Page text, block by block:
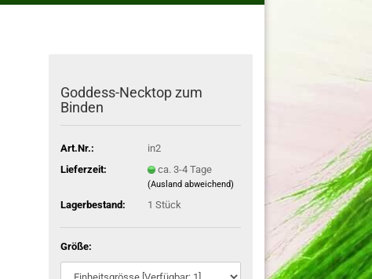
Goddess-Necktop zum
Binden
Art.Nr.:
in2
Lieferzeit:
ca. 3-4 Tage
(Ausland abweichend)
Lagerbestand: 1 Stück
Größe: